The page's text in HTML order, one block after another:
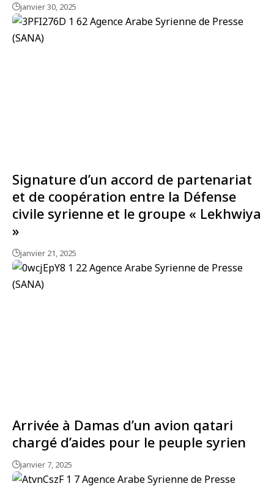
janvier 30, 2025
Signature d’un accord de partenariat
et de coopération entre la Défense
civile syrienne et le groupe « Lekhwiya
»
janvier 21, 2025
Arrivée à Damas d’un avion qatari
chargé d’aides pour le peuple syrien
janvier 7, 2025